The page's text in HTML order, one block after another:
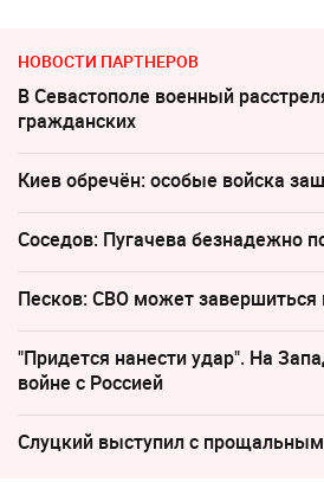
НОВОСТИ ПАРТНЕРОВ
В Севастополе военный
гражданских
Киев обречён: особые войска
Соседов: Пугачева безнадежно
Песков: СВО может
"Придется нанести удар". На
войне с Россией
Слуцкий выступил с